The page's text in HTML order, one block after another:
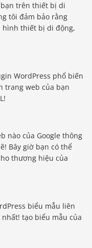
trên thiết bị di
tôi đảm bảo rằng
hình thiết bị di động,
WordPress phổ biến
trang web của bạn
nào của Google thông
Bây giờ bạn có thể
thương hiệu của
biểu mẫu liên
tạo biểu mẫu của